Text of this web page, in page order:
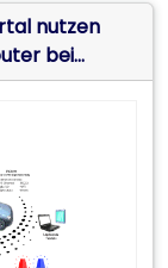
nutzen
bei